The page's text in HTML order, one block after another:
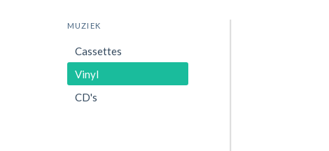
MUZIEK
Cassettes
Vinyl
CD's